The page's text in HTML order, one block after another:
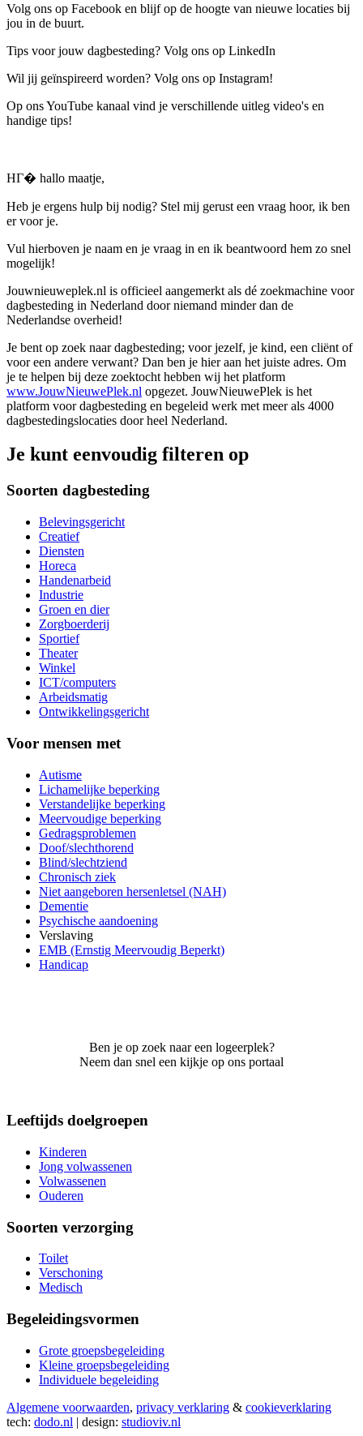
Volg ons op Facebook en blijf op de hoogte van nieuwe locaties bij
jou in de buurt.
Tips voor jouw dagbesteding? Volg ons op LinkedIn
Wil jij geïnspireerd worden? Volg ons op Instagram!
Op ons YouTube kanaal vind je verschillende uitleg video's en
handige tips!
HГ� hallo maatje,
Heb je ergens hulp bij nodig? Stel mij gerust een vraag hoor, ik ben
er voor je.
Vul hierboven je naam en je vraag in en ik beantwoord hem zo snel
mogelijk!
Jouwnieuweplek.nl is officieel aangemerkt als dé zoekmachine voor
dagbesteding in Nederland door niemand minder dan de
Nederlandse overheid!
Je bent op zoek naar dagbesteding; voor jezelf, je kind, een cliënt of
voor een andere verwant? Dan ben je hier aan het juiste adres. Om
je te helpen bij deze zoektocht hebben wij het platform
www.JouwNieuwePlek.nl opgezet. JouwNieuwePlek is het
platform voor dagbesteding en begeleid werk met meer als 4000
dagbestedingslocaties door heel Nederland.
Je kunt eenvoudig filteren op
Soorten dagbesteding
Belevingsgericht
Creatief
Diensten
Horeca
Handenarbeid
Industrie
Groen en dier
Zorgboerderij
Sportief
Theater
Winkel
ICT/computers
Arbeidsmatig
Ontwikkelingsgericht
Voor mensen met
Autisme
Lichamelijke beperking
Verstandelijke beperking
Meervoudige beperking
Gedragsproblemen
Doof/slechthorend
Blind/slechtziend
Chronisch ziek
Niet aangeboren hersenletsel (NAH)
Dementie
Psychische aandoening
Verslaving
EMB (Ernstig Meervoudig Beperkt)
Handicap
Ben je op zoek naar een logeerplek?
Neem dan snel een kijkje op ons portaal
Leeftijds doelgroepen
Kinderen
Jong volwassenen
Volwassenen
Ouderen
Soorten verzorging
Toilet
Verschoning
Medisch
Begeleidingsvormen
Grote groepsbegeleiding
Kleine groepsbegeleiding
Individuele begeleiding
Algemene voorwaarden, privacy verklaring & cookieverklaring
tech: dodo.nl | design: studioviv.nl